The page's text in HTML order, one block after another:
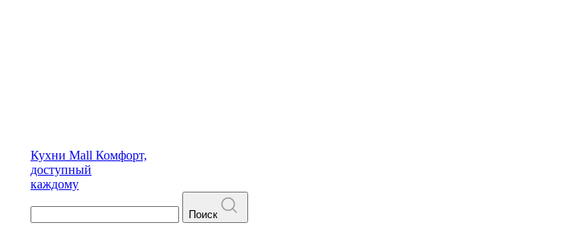
Кухни Mall Комфорт,
доступный
каждому
Поиск